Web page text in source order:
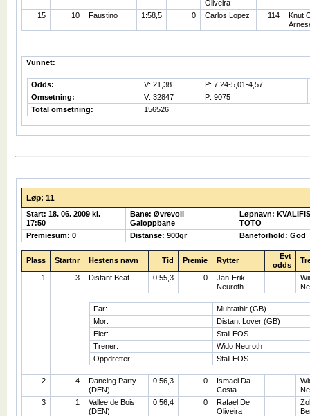
Oliveira
15 10 Faustino 1:58,5 0 Carlos Lopez 114
Knut
Vunnet:
Odds: V: 21,38
P: 7,24-5,01-4,57
Omsetning:
V: 32847
P: 9075
Total omsetning:
156526
Løp: 11
Start: 18. 06. 2009 kl.
17:50
Bane: Øvrevoll
Galoppbane
Løpnavn:
TOTO
Premiesum: 0
Distanse: 900gr Baneforhold: God
Plass Startnr Hestens navn Tid Premie Rytter
Evt
odds
1 3 Distant Beat 0:55,3 0
Jan-Erik
Neuroth
Far:
Muhtathir (GB)
Mor:
Distant Lover (GB)
Eier:
Stall EOS
Trener:
Wido Neuroth
Oppdretter:
Stall EOS
2 4
Dancing Party
(DEN)
0:56,3 0
Ismael Da
Costa
3
1
Vallee de Bois
(DEN)
0:56,4 0
Rafael De
Oliveira